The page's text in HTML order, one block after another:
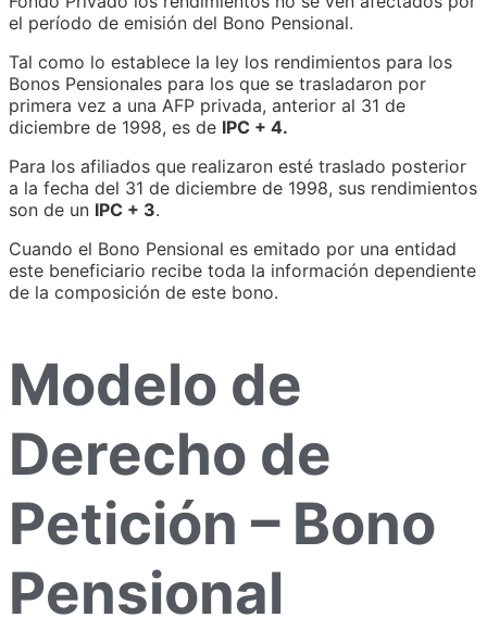
el período de emisión del Bono Pensional.
Tal como lo establece la ley los rendimientos para los
Bonos Pensionales para los que se trasladaron por
primera vez a una AFP privada, anterior al 31 de
diciembre de 1998, es de IPC + 4.
Para los afiliados que realizaron esté traslado posterior
a la fecha del 31 de diciembre de 1998, sus rendimientos
son de un IPC + 3.
Cuando el Bono Pensional es emitado por una entidad
este beneficiario recibe toda la información dependiente
de la composición de este bono.
Modelo de
Derecho de
Petición – Bono
Pensional